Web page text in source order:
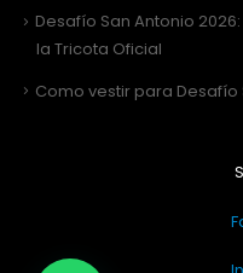
Desafío San Antonio
la Tricota Oficial
Como vestir para Desafío